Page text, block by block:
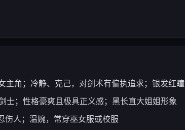
角；冷静、克己，对剑术有偏执追求；银发红瞳
；性格豪爽且极具正义感；黑长直大姐姐形象
人；温婉，常穿巫女服或校服